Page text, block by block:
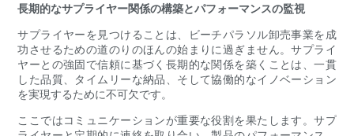
長期的なサプライヤー関係の構築とパフォーマンスの監視
サプライヤーを見つけることは、ビーチパラソル卸売事業を成
功させるための道のりのほんの始まりに過ぎません。サプライ
ヤーとの強固で信頼に基づく長期的な関係を築くことは、一貫
した品質、タイムリーな納品、そして協働的なイノベーション
を実現するために不可欠です。
ここではコミュニケーションが重要な役割を果たします。サプ